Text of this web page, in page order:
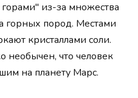
из-за множества
горных пород. Местами
кристаллами соли.
необычен, что человек
на планету Марс.